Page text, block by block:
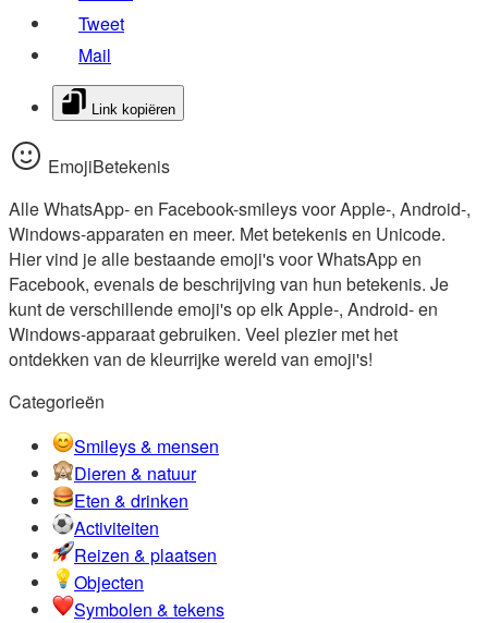
Tweet
Mail
Link kopiëren
EmojiBetekenis
Alle WhatsApp- en Facebook-smileys voor Apple-, Android-,
Windows-apparaten en meer. Met betekenis en Unicode.
Hier vind je alle bestaande emoji's voor WhatsApp en
Facebook, evenals de beschrijving van hun betekenis. Je
kunt de verschillende emoji's op elk Apple-, Android- en
Windows-apparaat gebruiken. Veel plezier met het
ontdekken van de kleurrijke wereld van emoji's!
Categorieën
Smileys & mensen
Dieren & natuur
Eten & drinken
Activiteiten
Reizen & plaatsen
Objecten
Symbolen & tekens